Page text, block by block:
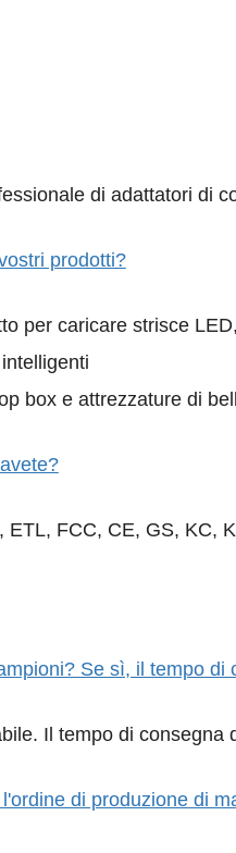
di adattatori di
prodotti?
per caricare strisce
box e attrezzature di
FCC, CE, GS, KC,
Se sì, il tempo di
Il tempo di
di produzione di